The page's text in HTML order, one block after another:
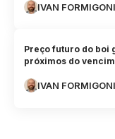
IVAN
Preço futuro do boi
próximos do
IVAN